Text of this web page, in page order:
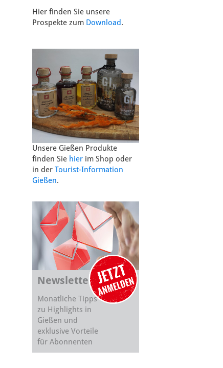
Hier finden Sie unsere
Prospekte zum Download.
Unsere Gießen Produkte
finden Sie hierim Shop oder
in der Tourist-Information
Gießen.
Newsletter
Monatliche Tipps
zu Highlights in
Gießen und
exklusive Vorteile
für Abonnenten